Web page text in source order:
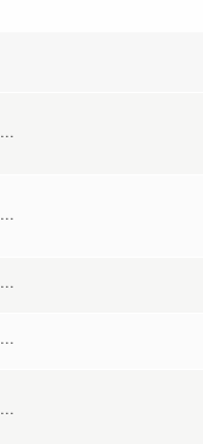
...
...
...
...
...